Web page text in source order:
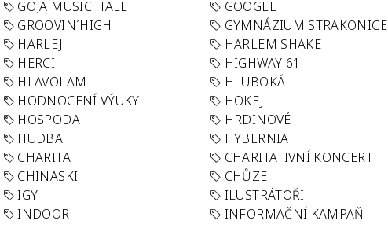
GOJA MUSIC HALL GOOGLE
GROOVIN´HIGH GYMNÁZIUM STRAKONICE
HARLEJ HARLEM SHAKE
HERCI HIGHWAY 61
HLAVOLAM HLUBOKÁ
HODNOCENÍ VÝUKY HOKEJ
HOSPODA HRDINOVÉ
HUDBA HYBERNIA
CHARITA CHARITATIVNÍ KONCERT
CHINASKI CHŮZE
IGY ILUSTRÁTOŘI
INDOOR INFORMAČNÍ KAMPAŇ